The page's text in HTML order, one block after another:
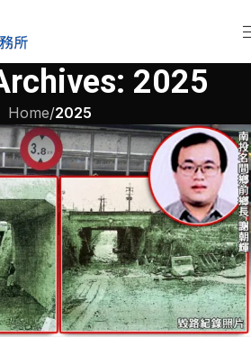
2025
Home/2025